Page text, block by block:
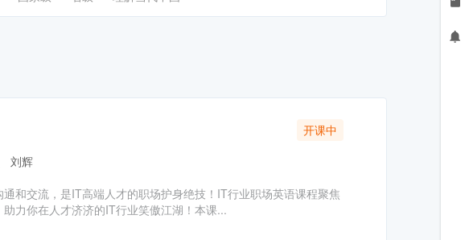
开课中
刘辉
和交流，是IT高端人才的职场护身绝技！IT行业职场英语课程聚焦
力你在人才济济的IT行业笑傲江湖！本课...